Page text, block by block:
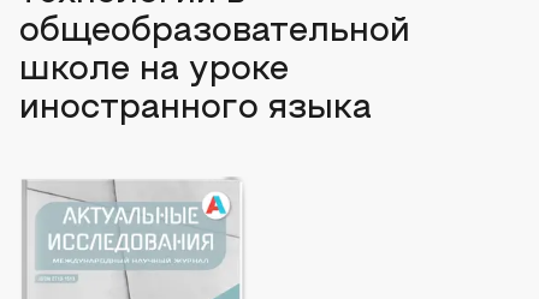
общеобразовательной
школе на уроке
иностранного языка